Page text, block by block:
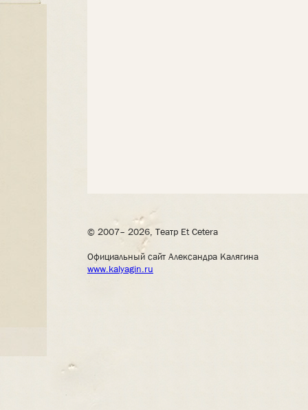
© 2007– 2026, Театр Et Cetera
Официальный сайт Александра Калягина
www.kalyagin.ru